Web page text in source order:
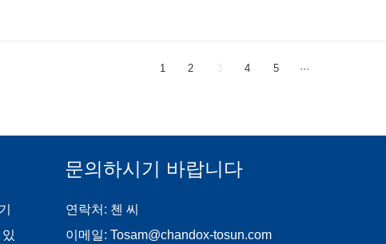
1 2 3 4 5 ···
문의하시기 바랍니다
연락처: 첸 씨
이메일: Tosam@chandox-tosun.com